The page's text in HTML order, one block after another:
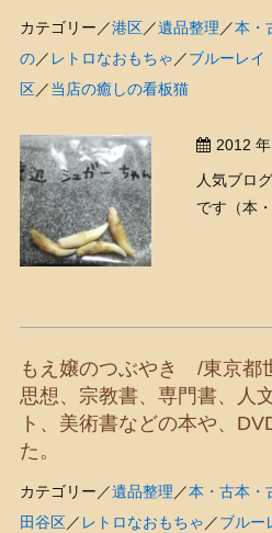
カテゴリー／港区／遺品整理／本・
の／ レトロなおもちゃ／ブルーレイ
区／当店の癒しの看板猫
2012
人気ブロ
です（本
ュガーく
を抜歯し
にお願い
もえ嬢のつぶやき /東京都
思想、宗教書、専門書、人
ト、美術書などの本や、
た。
カテゴリー／遺品整理／本・古本・
田谷区／ レトロなおもちゃ／ブルー